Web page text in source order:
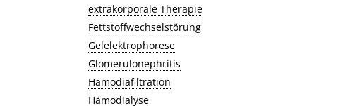
extrakorporale Therapie
Fettstoffwechselstörung
Gelelektrophorese
Glomerulonephritis
Hämodiafiltration
Hämodialyse